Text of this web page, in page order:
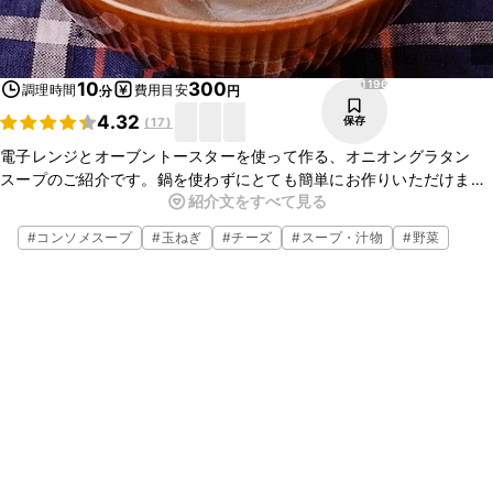
調理時間10分 費用目安300円
4.32 (17)
1196
保存
電子レンジとオーブントースターを使って作る、オニオングラタン
スープのご紹介です。鍋を使わずにとても簡単にお作りいただけます
よ。ぜひ作ってみてくださいね。紹介文をすべて見る
#コンソメスープ #玉ねぎ #チーズ #スープ・汁物 #野菜